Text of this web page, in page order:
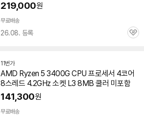
219,000원
무료배송
26.08. 등록
관
11번가
AMD Ryzen 5 3400G CPU 프로세서 4코어
8스레드 4.2GHz 소켓 L3 8MB 쿨러 미포함
141,300원
무료배송